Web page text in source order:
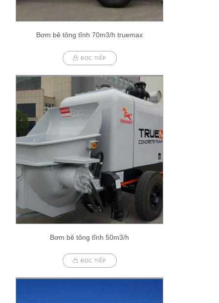
Bơm bê tông tĩnh 70m3/h truemax
ĐỌC TIẾP
Bơm bê tông tĩnh 50m3/h
ĐỌC TIẾP